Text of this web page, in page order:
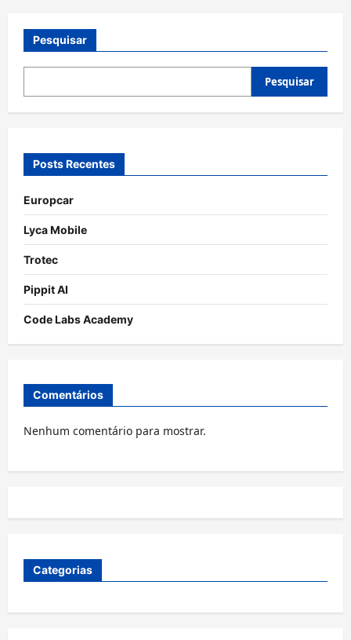
Pesquisar
Pesquisar
Posts Recentes
Europcar
Lyca Mobile
Trotec
Pippit AI
Code Labs Academy
Comentários
Nenhum comentário para mostrar.
Categorias